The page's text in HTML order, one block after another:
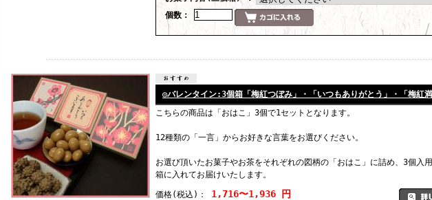
個数：
◎バレンタイン:3個箱「梅紅つぼみ」・「いつもありがとう」・「梅紅満
こちらの商品は「おはこ」3個で1セットとなります。
12種類の「一言」からお好きな言葉をお選びください。
お選び頂いたお菓子やお茶をそれぞれの図柄の「おはこ」に詰め、3個入
箱に入れてお届けいたします。
価格(税込) ： 1,716〜1,936 円